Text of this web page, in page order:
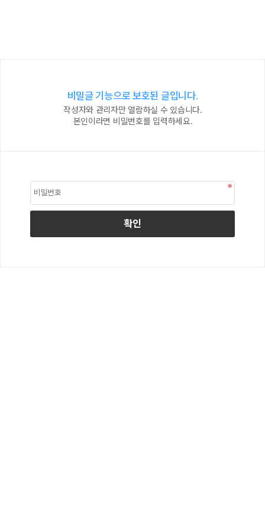
비밀글 기능으로 보호된 글입니다.
작성자와 관리자만 열람하실 수 있습니다.
본인이라면 비밀번호를 입력하세요.